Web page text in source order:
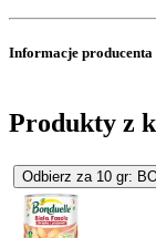
Informacje producenta
Produkty z
Odbierz za 10 gr: